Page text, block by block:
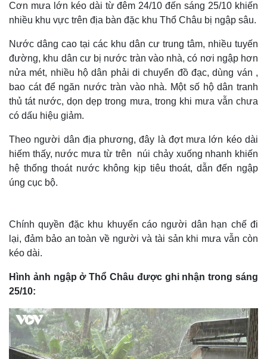
Cơn mưa lớn kéo dài từ đêm 24/10 đến sáng 25/10 khiến
nhiều khu vực trên địa bàn đặc khu Thổ Châu bị ngập sâu.
Nước dâng cao tại các khu dân cư trung tâm, nhiều tuyến
đường, khu dân cư bị nước tràn vào nhà, có nơi ngập hơn
nửa mét, nhiều hộ dân phải di chuyển đồ đạc, dùng ván ,
bao cát để ngăn nước tràn vào nhà. Một số hộ dân tranh
thủ tát nước, dọn dẹp trong mưa, trong khi mưa vẫn chưa
có dấu hiệu giảm.
Theo người dân địa phương, đây là đợt mưa lớn kéo dài
hiếm thấy, nước mưa từ trên núi chảy xuống nhanh khiến
hệ thống thoát nước không kịp tiêu thoát, dẫn đến ngập
úng cục bộ.
Chính quyền đặc khu khuyến cáo người dân hạn chế đi
lại, đảm bảo an toàn về người và tài sản khi mưa vẫn còn
kéo dài.
Hình ảnh ngập ở Thổ Châu được ghi nhận trong sáng
25/10: